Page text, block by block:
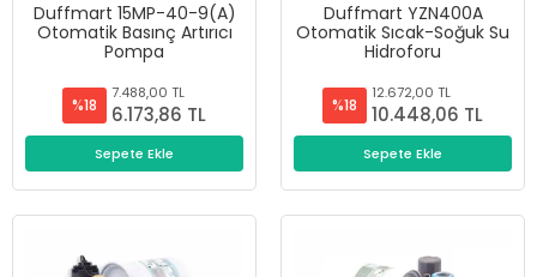
Duffmart 15MP-40-9(A)
Otomatik Basınç Artırıcı
Pompa
%18
7.488,00 TL
6.173,86 TL
Sepete Ekle
Duffmart YZN400A
Otomatik Sıcak-Soğuk Su
Hidroforu
%18
12.672,00 TL
10.448,06 TL
Sepete Ekle